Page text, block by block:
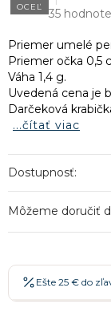
OCEĽ 35
Priemer umelé
Priemer očka 0,5
Váha 1,4 g.
Uvedená cena je
Darčeková
...čítať viac
Dostupnosť:
Môžeme doručiť
Ešte 25 € do